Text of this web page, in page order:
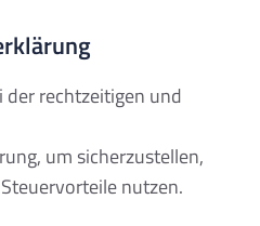
rechtzeitigen und
um sicherzustellen,
nutzen.